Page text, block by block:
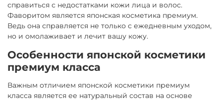
справиться с недостатками кожи лица и волос.
Фаворитом является японская косметика премиум.
Ведь она справляется не только с ежедневным уходом,
но и омолаживает и лечит вашу кожу.
Особенности японской косметики
премиум класса
Важным отличием японской косметики премиум
класса является ее натуральный состав на основе